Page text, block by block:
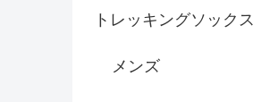
トレッキングソックス
メンズ